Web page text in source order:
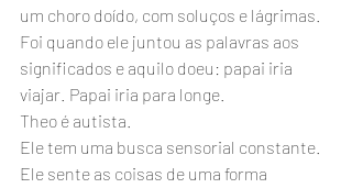
um choro doído, com soluços e lágrimas.
Foi quando ele juntou as palavras aos
significados e aquilo doeu: papai iria
viajar. Papai iria para longe.
Theo é autista.
Ele tem uma busca sensorial constante.
Ele sente as coisas de uma forma